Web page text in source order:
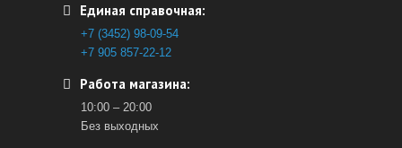
Единая справочная:
+7 (3452) 98-09-54
+7 905 857-22-12
Работа магазина:
10:00 – 20:00
Без выходных